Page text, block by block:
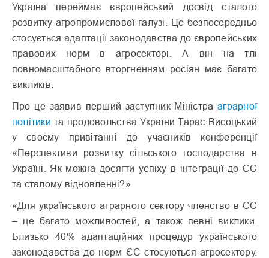
Україна переймає європейський досвід сталого
розвитку агропромислової галузі. Це безпосередньо
стосується адаптації законодавства до європейських
правових норм в агросекторі. А він на тлі
повномасштабного вторгненням росіян має багато
викликів.
Про це заявив перший заступник Міністрааграрної
політики та продовольства України Тарас Висоцький
у своєму привітанні до учасників конференції
«Перспективи розвитку сільського господарства в
Україні. Як можна досягти успіху в інтеграції до ЄС
та сталому відновленні?»
«Для українського аграрного сектору членство в ЄС
– це багато можливостей, а також певні виклики.
Близько 40% адаптаційних процедур українського
законодавства до норм ЄС стосуються агросектору.